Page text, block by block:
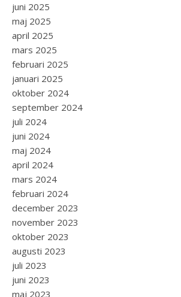
juni 2025
maj 2025
april 2025
mars 2025
februari 2025
januari 2025
oktober 2024
september 2024
juli 2024
juni 2024
maj 2024
april 2024
mars 2024
februari 2024
december 2023
november 2023
oktober 2023
augusti 2023
juli 2023
juni 2023
maj 2023